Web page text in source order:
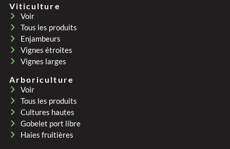
Viticulture
Voir
Tous les produits
Enjambeurs
Vignes étroites
Vignes larges
Arboriculture
Voir
Tous les produits
Cultures hautes
Gobelet port libre
Haies fruitières